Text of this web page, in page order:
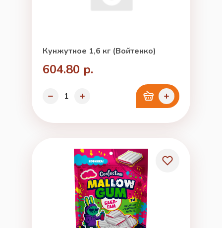
Кунжутное 1,6 кг (Войтенко)
604.80 р.